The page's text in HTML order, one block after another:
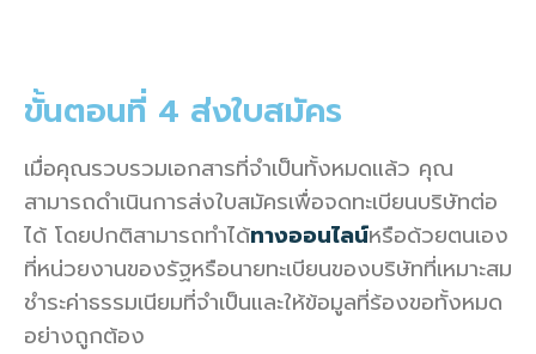
ขั้นตอนที่ 4 ส่งใบสมัคร
เมื่อคุณรวบรวมเอกสารที่จำเป็นทั้งหมดแล้ว คุณ
สามารถดำเนินการส่งใบสมัครเพื่อจดทะเบียนบริษัทต่อ
ได้ โดยปกติสามารถทำได้ทางออนไลน์หรือด้วยตนเอง
ที่หน่วยงานของรัฐหรือนายทะเบียนของบริษัทที่เหมาะสม
ชำระค่าธรรมเนียมที่จำเป็นและให้ข้อมูลที่ร้องขอทั้งหมด
อย่างถูกต้อง